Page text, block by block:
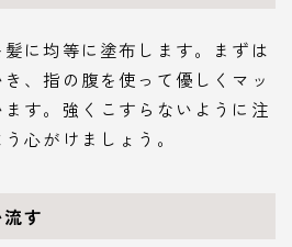
に均等に塗布します。まずは
、指の腹を使って優しくマッ
す。強くこすらないように注
心がけましょう。
す